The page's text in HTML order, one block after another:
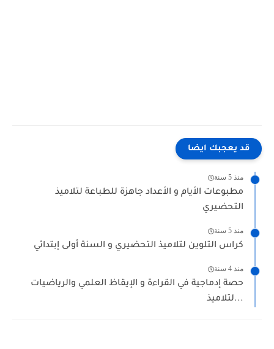
قد يعجبك ايضا
منذ 5 سنة
مطبوعات الأيام و الأعداد جاهزة للطباعة لتلاميذ
التحضيري
منذ 5 سنة
كراس التلوين لتلاميذ التحضيري و السنة أولى إبتدائي
منذ 4 سنة
حصة إدماجية في القراءة و الإيقاظ العلمي والرياضيات
لتلاميذ...